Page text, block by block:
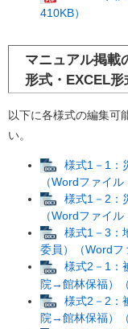
410KB）
マニュアル掲載
形式・EXCEL形
以下に各様式の編集可
い。
様式1－1：
（Wordファイル
様式1－2：
（Wordファイル
様式1－3：
委員）（Wordフ
様式2－1：
院→館林保福）
様式2－2：
院→館林保福）